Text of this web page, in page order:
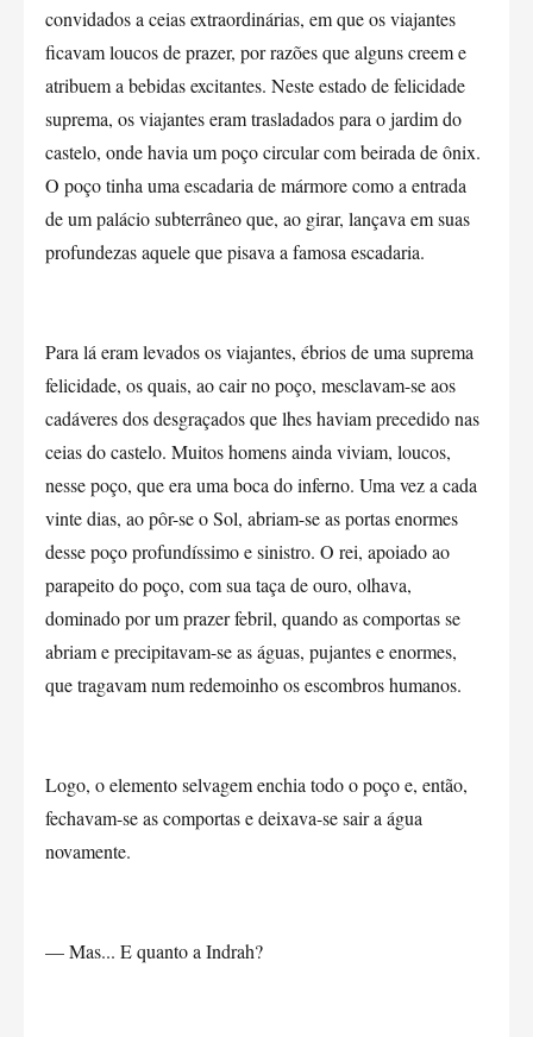
convidados a ceias extraordinárias, em que os viajantes
ficavam loucos de prazer, por razões que alguns creem e
atribuem a bebidas excitantes. Neste estado de felicidade
suprema, os viajantes eram trasladados para o jardim do
castelo, onde havia um poço circular com beirada de ônix.
O poço tinha uma escadaria de mármore como a entrada
de um palácio subterrâneo que, ao girar, lançava em suas
profundezas aquele que pisava a famosa escadaria.
Para lá eram levados os viajantes, ébrios de uma suprema
felicidade, os quais, ao cair no poço, mesclavam-se aos
cadáveres dos desgraçados que lhes haviam precedido nas
ceias do castelo. Muitos homens ainda viviam, loucos,
nesse poço, que era uma boca do inferno. Uma vez a cada
vinte dias, ao pôr-se o Sol, abriam-se as portas enormes
desse poço profundíssimo e sinistro. O rei, apoiado ao
parapeito do poço, com sua taça de ouro, olhava,
dominado por um prazer febril, quando as comportas se
abriam e precipitavam-se as águas, pujantes e enormes,
que tragavam num redemoinho os escombros humanos.
Logo, o elemento selvagem enchia todo o poço e, então,
fechavam-se as comportas e deixava-se sair a água
novamente.
— Mas... E quanto a Indrah?